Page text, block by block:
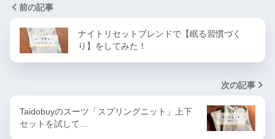
前の記事
ナイトリセットブレンドで【眠る習慣づく
り】をしてみた！
次の記事
Taidobuyのスーツ「スプリングニット」上下
セットを試して…